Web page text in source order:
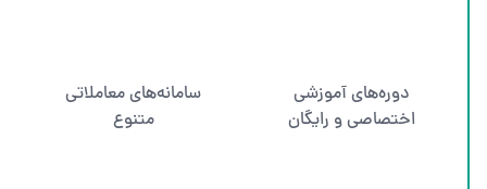
دوره‌های آموزشی
اختصاصی و رایگان
سامانه‌های معاملاتی
متنوع